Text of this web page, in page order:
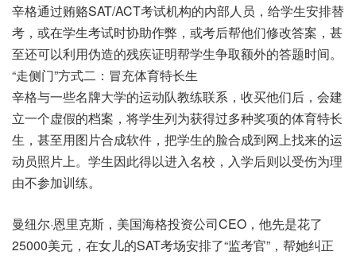
辛格通过贿赂SAT/ACT考试机构的内部人员，给学生安排替
考，或在学生考试时协助作弊，或考后帮他们修改答案，甚
至还可以利用伪造的残疾证明帮学生争取额外的答题时间。
“走侧门”方式二：冒充体育特长生
辛格与一些名牌大学的运动队教练联系，收买他们后，会建
立一个虚假的档案，将学生列为获得过多种奖项的体育特长
生，甚至用图片合成软件，把学生的脸合成到网上找来的运
动员照片上。学生因此得以进入名校，入学后则以受伤为理
由不参加训练。
曼纽尔·恩里克斯，美国海格投资公司CEO，他先是花了
25000美元，在女儿的SAT考场安排了“监考官”，帮她纠正